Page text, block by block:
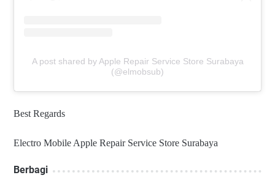
A post shared by Apple Repair Service Store Surabaya
(@elmobsub)
Best Regards
Electro Mobile Apple Repair Service Store Surabaya
Berbagi